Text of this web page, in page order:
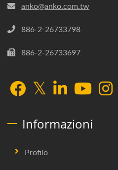
anko@anko.com.tw
886-2-26733798
886-2-26733697
Informazioni
Profilo